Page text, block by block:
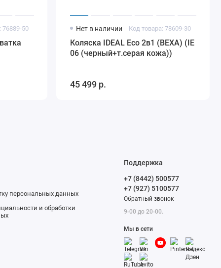
76889-50 Нет в наличии Код товара: 78609-30
Коляска IDEAL Eco 2в1 (BEXA) (IE
06 (черный+т.серая кожа))
45 499 р.
персональных данных
и обработки
Поддержка
+7 (8442) 500577
+7 (927) 5100577
Обратный звонок
9-00 до 20-00.
Мы в сети